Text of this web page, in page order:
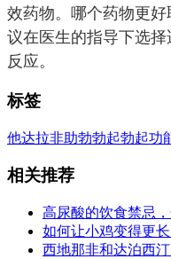
效药物。哪个药物更
议在医生的指导下选
反应。
标签
他达拉非助勃勃起勃起功
相关推荐
高尿酸的饮食禁忌
如何让小鸡变得更
西地那非和达泊西